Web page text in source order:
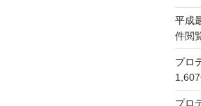
平成
件閲
プロ
プロ